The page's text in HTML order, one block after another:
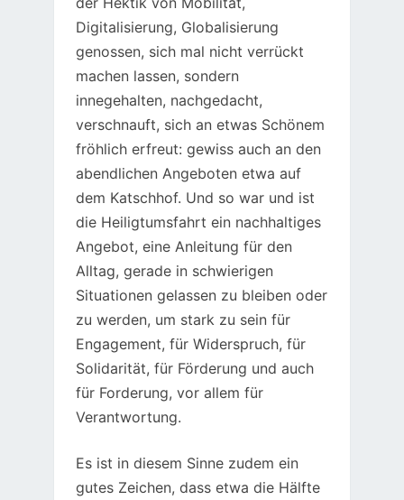
Digitalisierung, Globalisierung
genossen, sich mal nicht verrückt
machen lassen, sondern
innegehalten, nachgedacht,
verschnauft, sich an etwas Schönem
fröhlich erfreut: gewiss auch an den
abendlichen Angeboten etwa auf
dem Katschhof. Und so war und ist
die Heiligtumsfahrt ein nachhaltiges
Angebot, eine Anleitung für den
Alltag, gerade in schwierigen
Situationen gelassen zu bleiben oder
zu werden, um stark zu sein für
Engagement, für Widerspruch, für
Solidarität, für Förderung und auch
für Forderung, vor allem für
Verantwortung.
Es ist in diesem Sinne zudem ein
gutes Zeichen, dass etwa die Hälfte